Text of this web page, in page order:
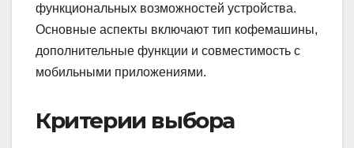
функциональных возможностей устройства.
Основные аспекты включают тип кофемашины,
дополнительные функции и совместимость с
мобильными приложениями.
Критерии выбора